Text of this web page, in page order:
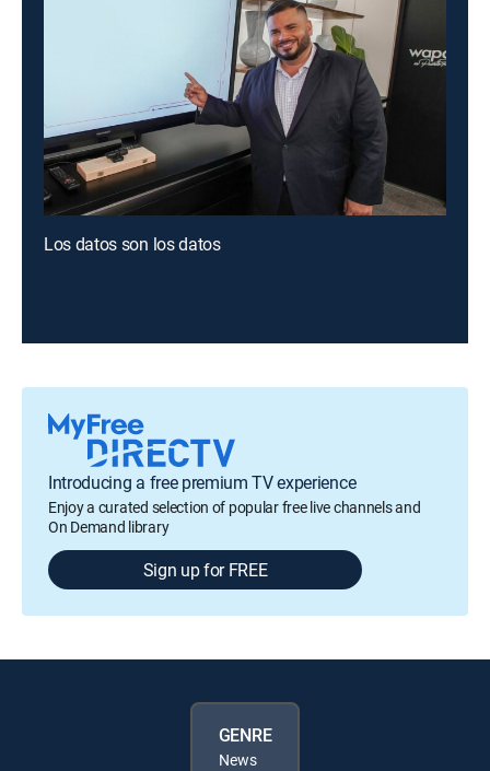
Los datos son los datos
Introducing a free premium TV experience
Enjoy a curated selection of popular free live channels and
On Demand library
Sign up for FREE
GENRE
News